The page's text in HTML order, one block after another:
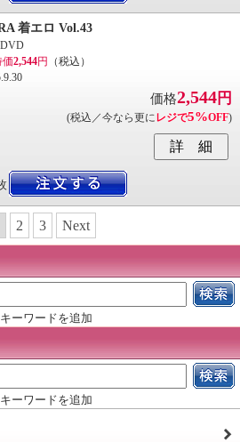
着エロ Vol.43
価2,544円
（税込）
価格2,544円
(税込／今なら更に レジで5%OFF)
2 3 Next
ーワードを追加
ーワードを追加